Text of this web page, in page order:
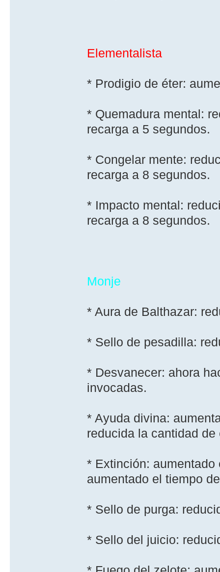
Elementalista
* Prodigio de éter:
* Quemadura mental:
recarga a 5 segundos.
* Congelar mente:
recarga a 8 segundos.
* Impacto mental:
recarga a 8 segundos.
Monje
* Aura de Balthazar:
* Sello de pesadilla:
* Desvanecer: ahora
invocadas.
* Ayuda divina:
reducida la cantidad
* Extinción:
aumentado el tiempo
* Sello de purga:
* Sello del juicio: